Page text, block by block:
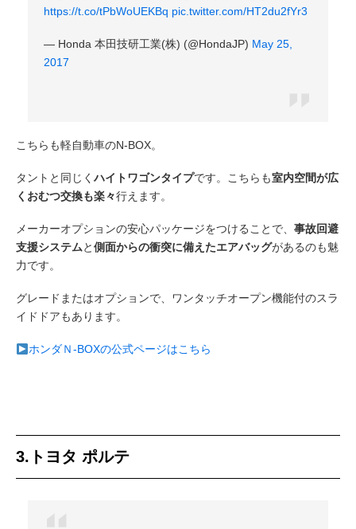
https://t.co/tPbWoUEKBq pic.twitter.com/HT2du2fYr3
— Honda 本田技研工業(株) (@HondaJP) May 25,
2017
こちらも軽自動車のN-BOX。
タントと同じくハイトワゴンタイプです。こちらも室内空間が広
くおむつ交換も楽々行えます。
メーカーオプションの安心パッケージをつけることで、 事故回避
支援システムと側面からの衝突に備えたエアバッグがあるのも魅
力です。
グレードまたはオプションで、ワンタッチオープン機能付のスラ
イドドアもあります。
ホンダＮ-BOXの公式ページはこちら
3.トヨタ ポルテ